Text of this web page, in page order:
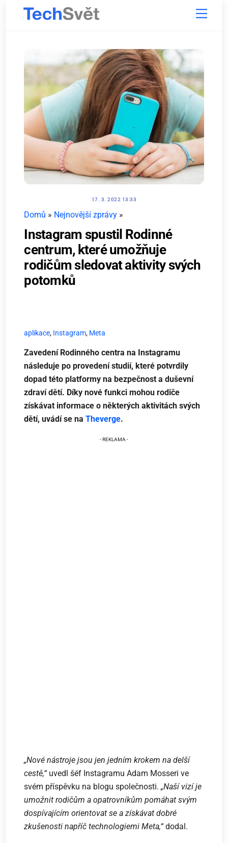
Menu
17. 3. 2022 13:33
Domů » Nejnovější zprávy »
Instagram spustil Rodinné
centrum, které umožňuje
rodičům sledovat aktivity svých
potomků
aplikace, Instagram, Meta
Zavedení Rodinného centra na Instagramu
následuje po provedení studií, které potvrdily
dopad této platformy na bezpečnost a duševní
zdraví dětí. Díky nové funkci mohou rodiče
získávat informace o některých aktivitách svých
dětí, uvádí se naTheverge.
„Nové nástroje jsou jen jedním krokem na delší
cestě,“ uvedl šéf Instagramu Adam Mosseri ve
svém příspěvku na blogu společnosti.„Naší vizí je
umožnit rodičům a opatrovníkům pomáhat svým
dospívajícím orientovat se a získávat dobré
zkušenosti napříč technologiemi Meta,“dodal.